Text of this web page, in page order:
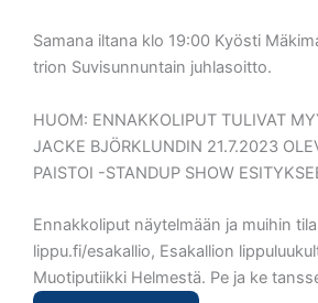
Samana iltana klo 19:00 Kyösti
trion Suvisunnuntain juhlasoitto.
HUOM: ENNAKKOLIPUT TULIVAT
JACKE BJÖRKLUNDIN 21.7.2023
PAISTOI -STANDUP SHOW
Ennakkoliput näytelmään ja muihin
lippu.fi/esakallio, Esakallion
Muotiputiikki Helmestä. Pe ja ke